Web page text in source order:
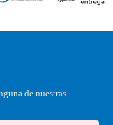
de nuestras